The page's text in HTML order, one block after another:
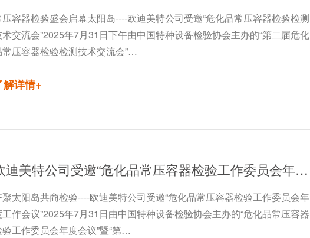
容器检验盛会启幕太阳岛----欧迪美特公司受邀“危化品常压容器检验检测
交流会”2025年7月31日下午由中国特种设备检验协会主办的“第二届危化
常压容器检验检测技术交流会”…
解详情+
欧迪美特公司受邀“危化品常压容器检验工作委员会年度工作会议”
聚太阳岛共商检验----欧迪美特公司受邀“危化品常压容器检验工作委员会年
工作会议”2025年7月31日由中国特种设备检验协会主办的“危化品常压容器
工作委员会年度会议”暨“第…